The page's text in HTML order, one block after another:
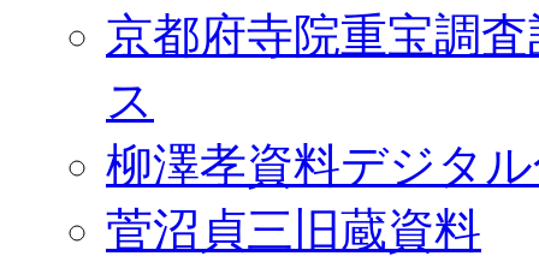
京都府寺院重宝調
ス
柳澤孝資料デジタ
菅沼貞三旧蔵資料